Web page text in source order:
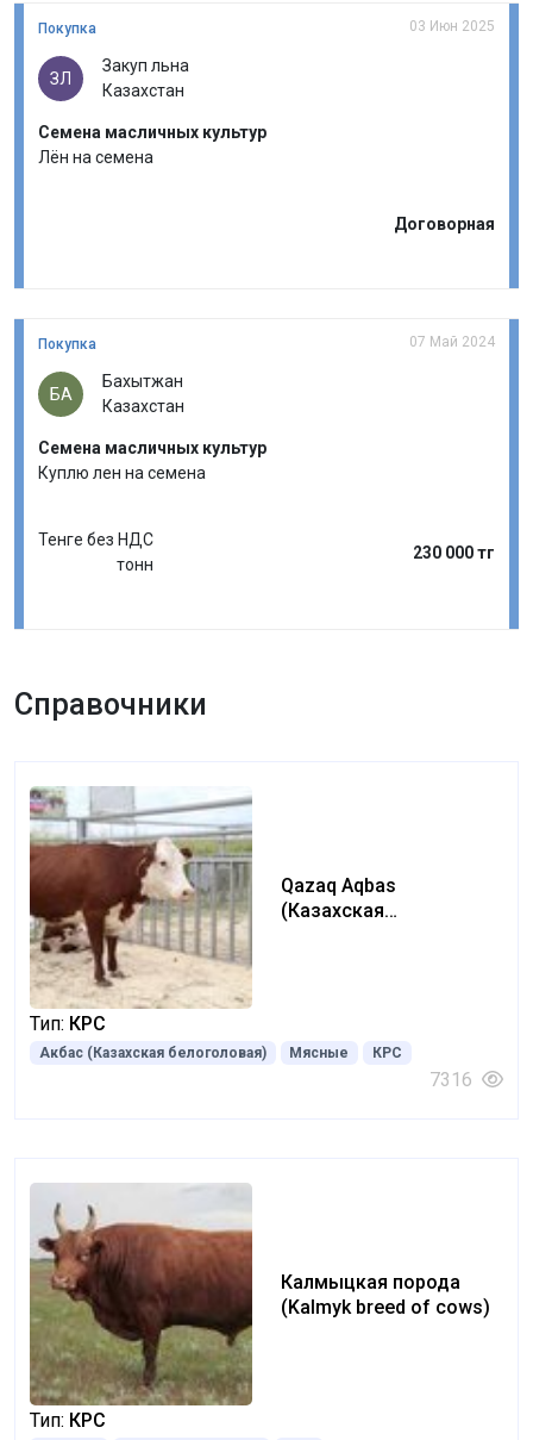
Покупка 03 Июн 2025
ЗЛ
Закуп льна
Казахстан
Семена масличных культур
Лён на семена
Договорная
Покупка 07 Май 2024
БА
Бахытжан
Казахстан
Семена масличных культур
Куплю лен на семена
Тенге без НДС
тонн
230 000 тг
Справочники
Qazaq Aqbas
(Казахская
Тип: КРС
Акбас (Казахская белоголовая) Мясные КРС
7316
Калмыцкая порода
(Kalmyk breed of cows)
Тип: КРС